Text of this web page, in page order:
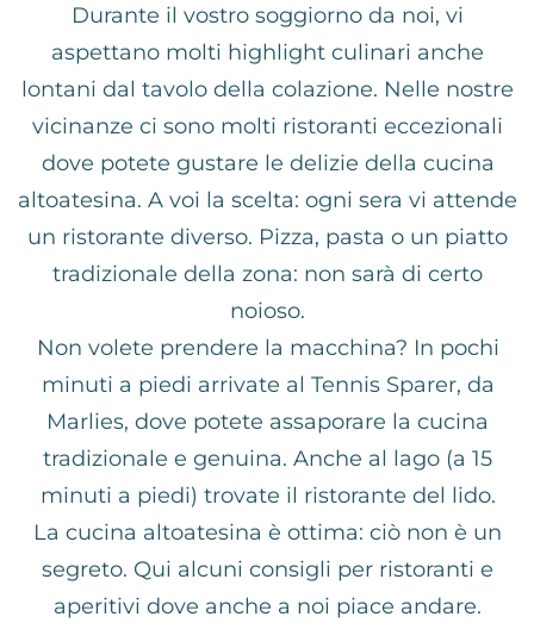
Durante il vostro soggiorno da noi, vi
aspettano molti highlight culinari anche
lontani dal tavolo della colazione. Nelle nostre
vicinanze ci sono molti ristoranti eccezionali
dove potete gustare le delizie della cucina
altoatesina. A voi la scelta: ogni sera vi attende
un ristorante diverso. Pizza, pasta o un piatto
tradizionale della zona: non sarà di certo
noioso.
Non volete prendere la macchina? In pochi
minuti a piedi arrivate al Tennis Sparer, da
Marlies, dove potete assaporare la cucina
tradizionale e genuina. Anche al lago (a 15
minuti a piedi) trovate il ristorante del lido.
La cucina altoatesina è ottima: ciò non è un
segreto. Qui alcuni consigli per ristoranti e
aperitivi dove anche a noi piace andare.